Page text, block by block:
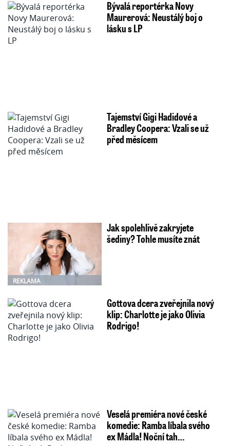
Bývalá reportérka Novy
Maurerová: Neustálý boj o
lásku s LP
Tajemství Gigi Hadidové a
Bradley Coopera: Vzali se už
před měsícem
REKLAMA
Jak spolehlivě zakryjete
šediny? Tohle musíte znát
Gottova dcera zveřejnila nový
klip: Charlotte je jako Olivia
Rodrigo!
Veselá premiéra nové české
komedie: Ramba líbala svého
ex Mádla! Noční tah…